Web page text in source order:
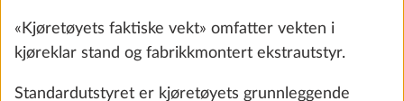
STANDARDUTSTYR
«Kjøretøyets faktiske vekt» omfatter vekten i
kjøreklar stand og fabrikkmontert ekstrautstyr.
Standardutstyret er kjøretøyets grunnleggende